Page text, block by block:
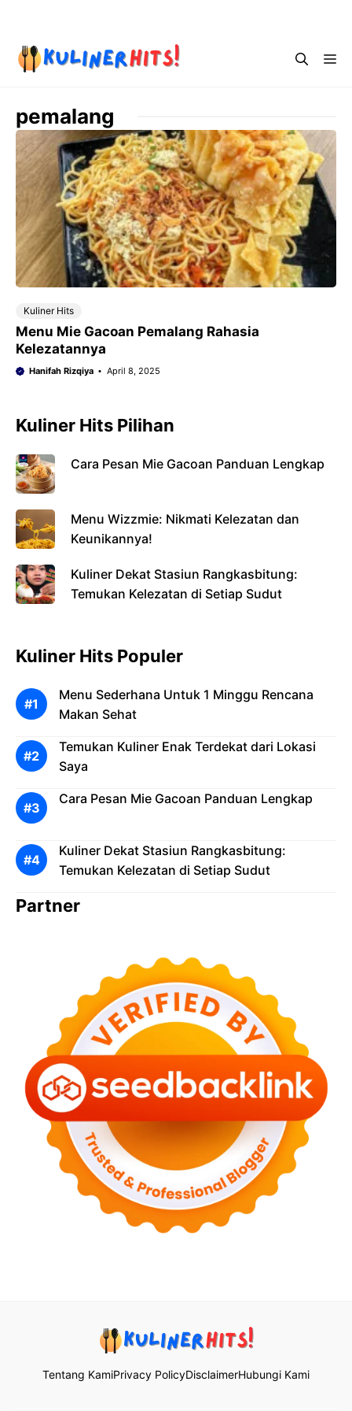
content
pemalang
Kuliner Hits
Menu Mie Gacoan Pemalang Rahasia
Kelezatannya
Hanifah Rizqiya April 8, 2025
Kuliner Hits Pilihan
Cara Pesan Mie Gacoan Panduan Lengkap
Menu Wizzmie: Nikmati Kelezatan dan
Keunikannya!
Kuliner Dekat Stasiun Rangkasbitung:
Temukan Kelezatan di Setiap Sudut
Kuliner Hits Populer
Menu Sederhana Untuk 1 Minggu Rencana
Makan Sehat
Temukan Kuliner Enak Terdekat dari Lokasi
Saya
Cara Pesan Mie Gacoan Panduan Lengkap
Kuliner Dekat Stasiun Rangkasbitung:
Temukan Kelezatan di Setiap Sudut
Partner
Tentang KamiPrivacy PolicyDisclaimerHubungi Kami